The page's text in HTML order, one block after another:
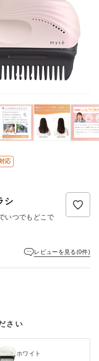
応
シ
いつでもどこで
レビューを見る(0件)
さい
ホワイト